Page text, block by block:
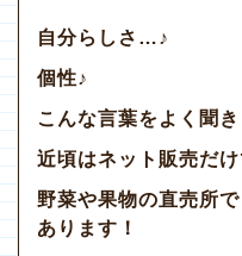
自分らしさ…♪
個性♪
こんな言葉をよく聞き
近頃はネット販売だけ
野菜や果物の直売所
あります！